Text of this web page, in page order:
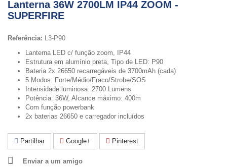
Lanterna 36W 2700LM IP44 ZOOM -
SUPERFIRE
Referência: L3-P90
Lanterna LED c/ função zoom, IP44
Estrutura em alumínio preta, Tipo de LED: P90
Bateria 2x 26650 recarregáveis de 3700mAh (cada)
5 Modos: Forte/Médio/Fraco/Strobe/SOS
Intensidade luminosa: 2700 Lumens
Potência: 36W, Alcance máximo: 400m
Com função powerbank
2x baterias 26650 e carregador incluídos
Partilhar Google+ Pinterest
Enviar a um amigo